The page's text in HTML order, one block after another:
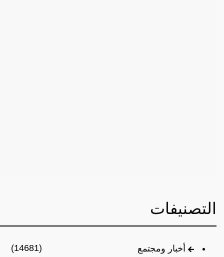
التصنيفات
أخبار ومجتمع
(14681)